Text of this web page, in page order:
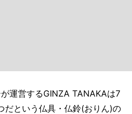
運営するGINZA TANAKAは7
だという仏具・仏鈴(おりん)の